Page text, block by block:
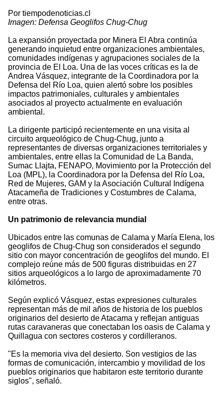
Por tiempodenoticias.cl
Imagen: Defensa Geoglifos Chug-Chug
La expansión proyectada por Minera El Abra continúa
generando inquietud entre organizaciones ambientales,
comunidades indígenas y agrupaciones sociales de la
provincia de El Loa. Una de las voces críticas es la de
Andrea Vásquez, integrante de la Coordinadora por la
Defensa del Río Loa, quien alertó sobre los posibles
impactos patrimoniales, culturales y ambientales
asociados al proyecto actualmente en evaluación
ambiental.
La dirigente participó recientemente en una visita al
circuito arqueológico de Chug-Chug, junto a
representantes de diversas organizaciones territoriales y
ambientales, entre ellas la Comunidad de La Banda,
Sumac Llajta, FENAPO, Movimiento por la Protección del
Loa (MPL), la Coordinadora por la Defensa del Río Loa,
Red de Mujeres, GAM y la Asociación Cultural Indígena
Atacameña de Tradiciones y Costumbres de Calama,
entre otras.
Un patrimonio de relevancia mundial
Ubicados entre las comunas de Calama y María Elena, los
geoglifos de Chug-Chug son considerados el segundo
sitio con mayor concentración de geoglifos del mundo. El
complejo reúne más de 500 figuras distribuidas en 27
sitios arqueológicos a lo largo de aproximadamente 70
kilómetros.
Según explicó Vásquez, estas expresiones culturales
representan más de mil años de historia de los pueblos
originarios del desierto de Atacama y reflejan antiguas
rutas caravaneras que conectaban los oasis de Calama y
Quillagua con sectores costeros y cordilleranos.
"Es la memoria viva del desierto. Son vestigios de las
formas de comunicación, intercambio y movilidad de los
pueblos originarios que habitaron este territorio durante
siglos", señaló.